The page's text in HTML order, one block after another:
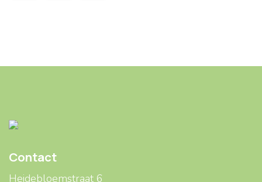
Contact
Heidebloemstraat 6